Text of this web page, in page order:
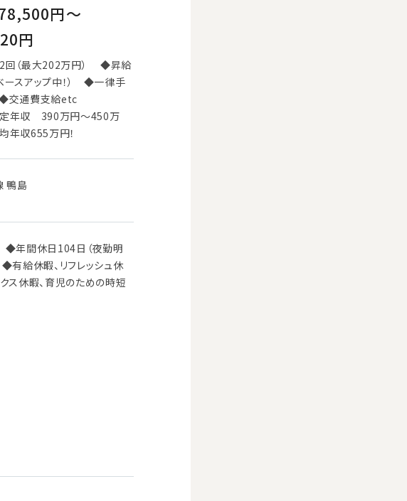
円〜
円
（最大202万円） ◆昇給
ースアップ中！） ◆一律手
通費支給etc
年収 390万円～450万
収655万円！
鴨島
◆年間休日104日（夜勤明
有給休暇、リフレッシュ休
クス休暇、育児のための時短